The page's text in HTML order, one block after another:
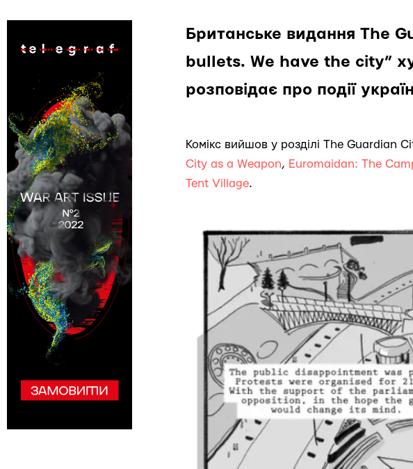
Британське видання The
bullets. We have the city”
розповідає про події
Комікс вийшов у розділі The Guardian
City as a Weapon, Euromaidan: The
Tent Village.